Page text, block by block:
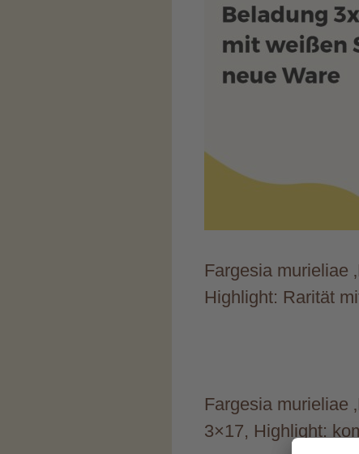
Fargesia murieliae
Highlight: Rarität
Fargesia murieliae
3×17, Highlight: